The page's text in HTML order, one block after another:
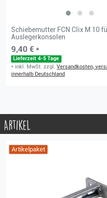
Schiebemutter FCN Clix M 10
Auslegerkonsolen
9,40 € *
Lieferzeit 4-5 Tage
* inkl. MwSt. zzgl.Versandkosten,
innerhalb Deutschland
Artikel
Artikelpaket